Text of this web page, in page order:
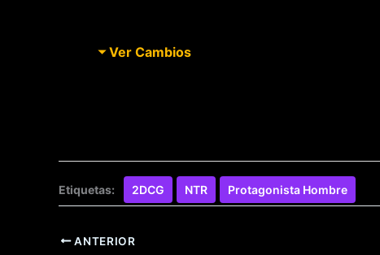
Ver Cambios
Etiquetas: 2DCG NTR Protagonista Hombre
ANTERIOR